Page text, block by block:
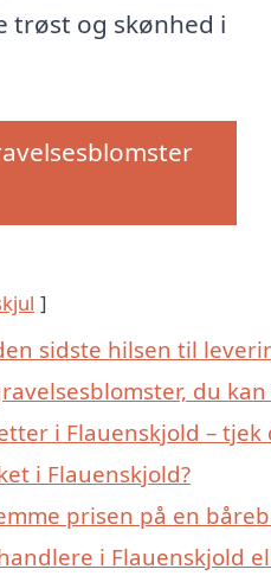
trøst og skønhed i
sidste hilsen til
du
i Flauenskjold –
i Flauenskjold?
prisen på en
i Flauenskjold